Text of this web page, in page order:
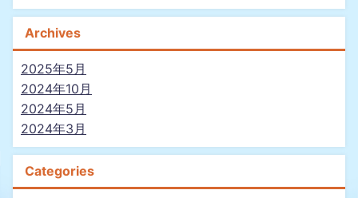
Archives
2025年5月
2024年10月
2024年5月
2024年3月
Categories